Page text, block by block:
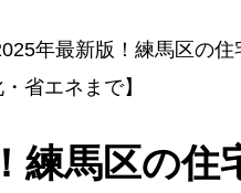
年最新版！練馬区の
省エネまで】
練馬区の住